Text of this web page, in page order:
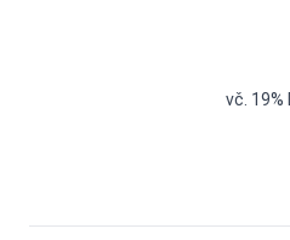
vč. 19%